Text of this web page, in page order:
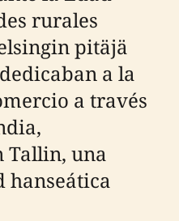
rurales
pitäjä
a la
a través
Tallin, una
hanseática